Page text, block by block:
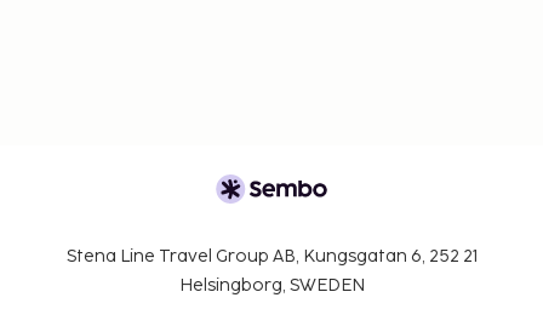
Stena Line Travel Group AB, Kungsgatan 6, 252 21
Helsingborg, SWEDEN